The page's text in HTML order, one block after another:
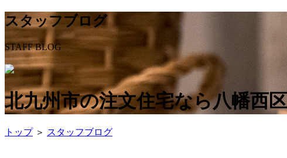
スタッフブログ
STAFF BLOG
北九州市の注文住宅なら八幡西
トップ＞ スタッフブログ